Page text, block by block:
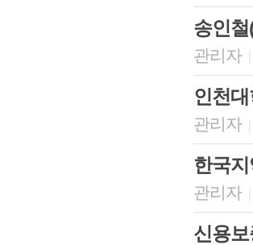
송인
관리자
인천
관리자
한국
관리자
신용